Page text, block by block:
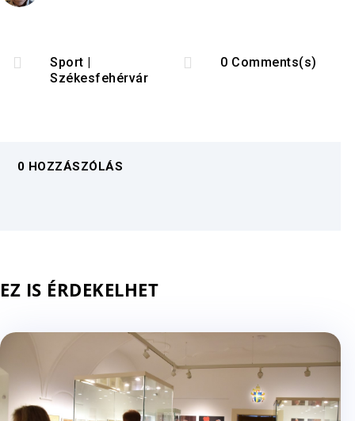
 Sport |
Székesfehérvár
 0 Comments(s)
0 HOZZÁSZÓLÁS
EZ IS ÉRDEKELHET